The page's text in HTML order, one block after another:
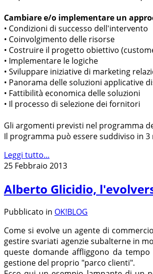
Cambiare e/o implementare un
• Condizioni di successo dell'intervento
• Coinvolgimento delle risorse
• Costruire il progetto obiettivo
• Implementare le logiche
• Sviluppare iniziative di marketing
• Panorama delle soluzioni applicative
• Fattibilità economica delle soluzioni
• Il processo di selezione dei fornitori
Gli argomenti previsti nel programma
Il programma può essere suddiviso in
Leggi tutto...
25 Febbraio 2013
Alberto Glicidio,
Pubblicato in OK!BLOG
Come si evolve un agente di
gestire svariati agenzie subalterne in
queste domande affliggono da
gestione del proprio "parco clienti".